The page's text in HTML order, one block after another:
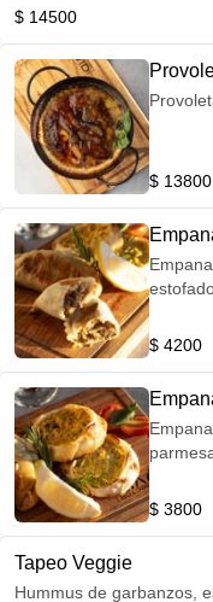
$ 14500
$ 13800
$ 4200
$ 3800
Tapeo Veggie
Hummus de garbanzos,